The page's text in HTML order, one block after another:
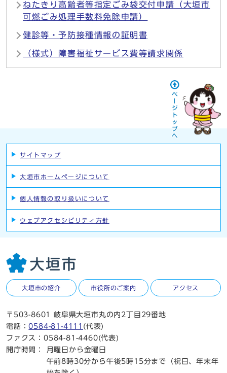
ねたきり高齢者等指定ごみ袋交付申請（大垣市
可燃ごみ処理手数料免除申請）
健診等・予防接種情報の証明書
（様式）障害福祉サービス費等請求関係
サイトマップ
大垣市ホームページについて
個人情報の取り扱いについて
ウェブアクセシビリティ方針
大垣市の紹介 市役所のご案内 アクセス
〒503-8601 岐阜県大垣市丸の内2丁目29番地
電話：0584-81-4111 (代表)
ファクス：0584-81-4460(代表)
開庁時間：
月曜日から金曜日
午前8時30分から午後5時15分まで（祝日、年末年